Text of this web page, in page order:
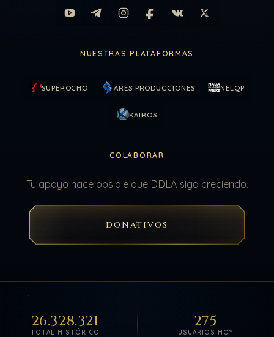
NUESTRAS PLATAFORMAS
SUPEROCHO ARES PRODUCCIONES NELQP
KAIROS
COLABORAR
Tu apoyo hace posible que DDLA siga creciendo.
DONATIVOS
TOTAL HISTÓRICO
26.328.321
USUARIOS HOY
275